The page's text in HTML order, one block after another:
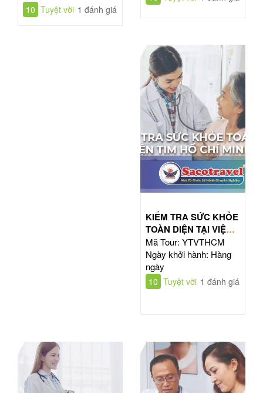
10 Tuyệt vời 1 đánh giá
KIỂM TRA SỨC KHỎE
TOÀN DIỆN TẠI VIỆN
TIM HỒ CHÍ MINH
Mã Tour: YTVTHCM
Ngày khởi hành: Hàng
ngày
10 Tuyệt vời 1 đánh giá